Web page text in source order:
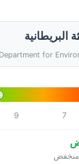
البريطانية
Department for
7
9
منخفض